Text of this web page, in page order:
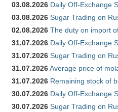
03.08.2026 Daily Off-Exchange
03.08.2026 Sugar Trading on
02.08.2026 The duty on import
31.07.2026 Daily Off-Exchange
31.07.2026 Sugar Trading on
31.07.2026Average price of
31.07.2026 Remaining stock of
30.07.2026 Daily Off-Exchange
30.07.2026 Sugar Trading on